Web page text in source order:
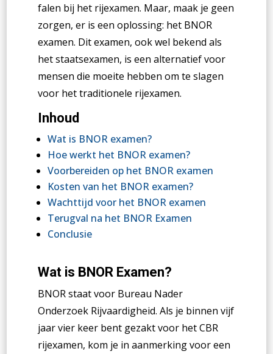
falen bij het rijexamen. Maar, maak je geen
zorgen, er is een oplossing: het BNOR
examen. Dit examen, ook wel bekend als
het staatsexamen, is een alternatief voor
mensen die moeite hebben om te slagen
voor het traditionele rijexamen.
Inhoud
Wat is BNOR examen?
Hoe werkt het BNOR examen?
Voorbereiden op het BNOR examen
Kosten van het BNOR examen?
Wachttijd voor het BNOR examen
Terugval na het BNOR Examen
Conclusie
Wat is BNOR Examen?
BNOR staat voor Bureau Nader
Onderzoek Rijvaardigheid. Als je binnen vijf
jaar vier keer bent gezakt voor het CBR
rijexamen, kom je in aanmerking voor een